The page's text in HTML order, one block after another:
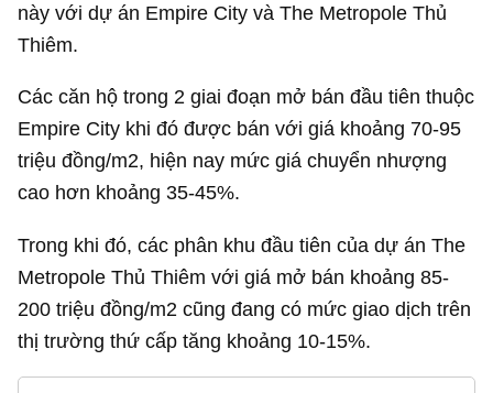
này với dự án Empire City và The Metropole Thủ
Thiêm.
Các căn hộ trong 2 giai đoạn mở bán đầu tiên thuộc
Empire City khi đó được bán với giá khoảng 70-95
triệu đồng/m2, hiện nay mức giá chuyển nhượng
cao hơn khoảng 35-45%.
Trong khi đó, các phân khu đầu tiên của dự án The
Metropole Thủ Thiêm với giá mở bán khoảng 85-
200 triệu đồng/m2 cũng đang có mức giao dịch trên
thị trường thứ cấp tăng khoảng 10-15%.